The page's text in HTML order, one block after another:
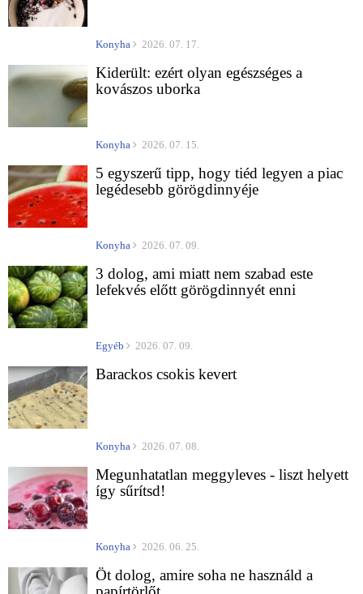
Konyha 2026. 07. 17.
Kiderült: ezért olyan egészséges a
kovászos uborka
Konyha 2026. 07. 15.
5 egyszerű tipp, hogy tiéd legyen a piac
legédesebb görögdinnyéje
Konyha 2026. 07. 09.
3 dolog, ami miatt nem szabad este
lefekvés előtt görögdinnyét enni
Egyéb 2026. 07. 09.
Barackos csokis kevert
Konyha 2026. 07. 08.
Megunhatatlan meggyleves - liszt helyett
így sűrítsd!
Konyha 2026. 06. 25.
Öt dolog, amire soha ne használd a